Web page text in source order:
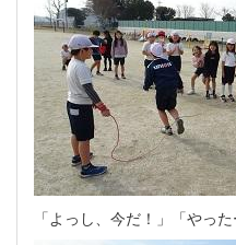
「よっし、今だ！」「やった